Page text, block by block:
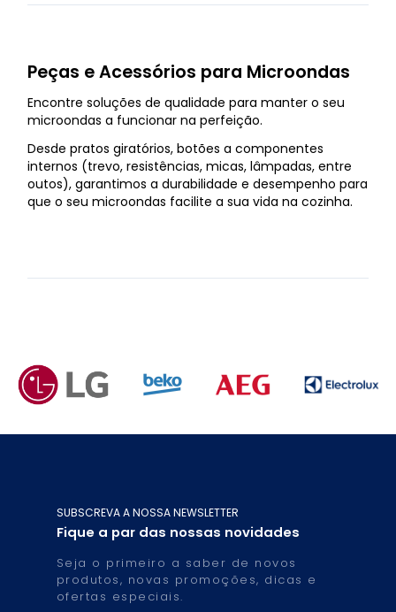
Peças e Acessórios para Microondas
Encontre soluções de qualidade para manter o seu
microondas a funcionar na perfeição.
Desde pratos giratórios, botões a componentes
internos (trevo, resistências, micas, lâmpadas, entre
outos), garantimos a durabilidade e desempenho para
que o seu microondas facilite a sua vida na cozinha.
SUBSCREVA A NOSSA NEWSLETTER
Fique a par das nossas novidades
Seja o primeiro a saber de novos
produtos, novas promoções, dicas e
ofertas especiais.